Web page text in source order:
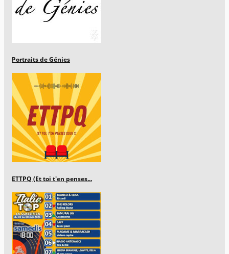
Portraits de Génies
ETTPQ (Et toi t'en penses...